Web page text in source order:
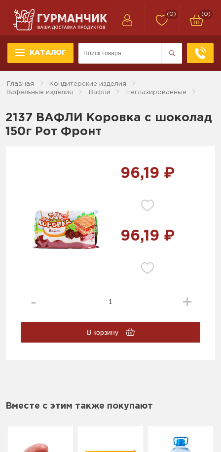
КАТАЛОГ
(0) (0)
Главная
Кондитерские изделия
Вафельные изделия
Вафли Неглазированные
2137 ВАФЛИ Коровка с шоколад
150г Рот Фронт
96,19 ₽
96,19 ₽
В корзину
Вместе с этим также покупают